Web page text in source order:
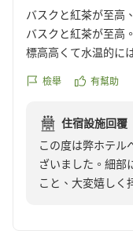
これからも変わ
たびの新鮮な「発
同精進してまいり
ホテルグランフェ
バスクと紅茶が至高
バスクと紅茶が至高。
標高高くて水温的に
れなくなる罠(笑)。
ブイヤベースのリゾ
ランチはパスタ一択
檢舉 有幫助
住宿設施回覆
この度は弊ホテル
ざいました。細部
こと、大変嬉しく